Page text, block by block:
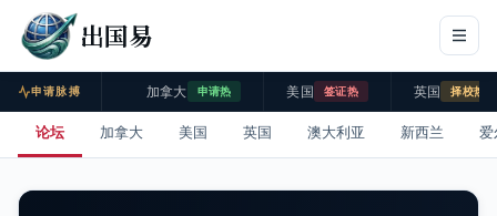
出国易
申请脉搏 加拿大 申请热 美国 签证热 英国 择校热
论坛 加拿大 美国 英国 澳大利亚 新西兰 爱